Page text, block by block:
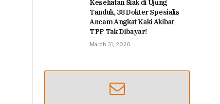
Kesehatan Siak di Ujung
Tanduk, 38 Dokter Spesialis
Ancam Angkat Kaki Akibat
TPP Tak Dibayar!
March 31, 2026